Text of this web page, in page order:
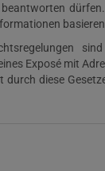
Exposé mit
diese